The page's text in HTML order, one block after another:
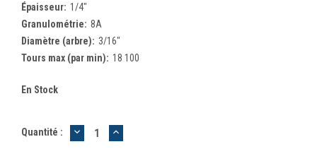
Épaisseur: 1/4"
Granulométrie: 8A
Diamètre (arbre): 3/16"
Tours max (par min): 18 100
En Stock
Quantité : DIMINUER
LA
AUGMENTER
LA